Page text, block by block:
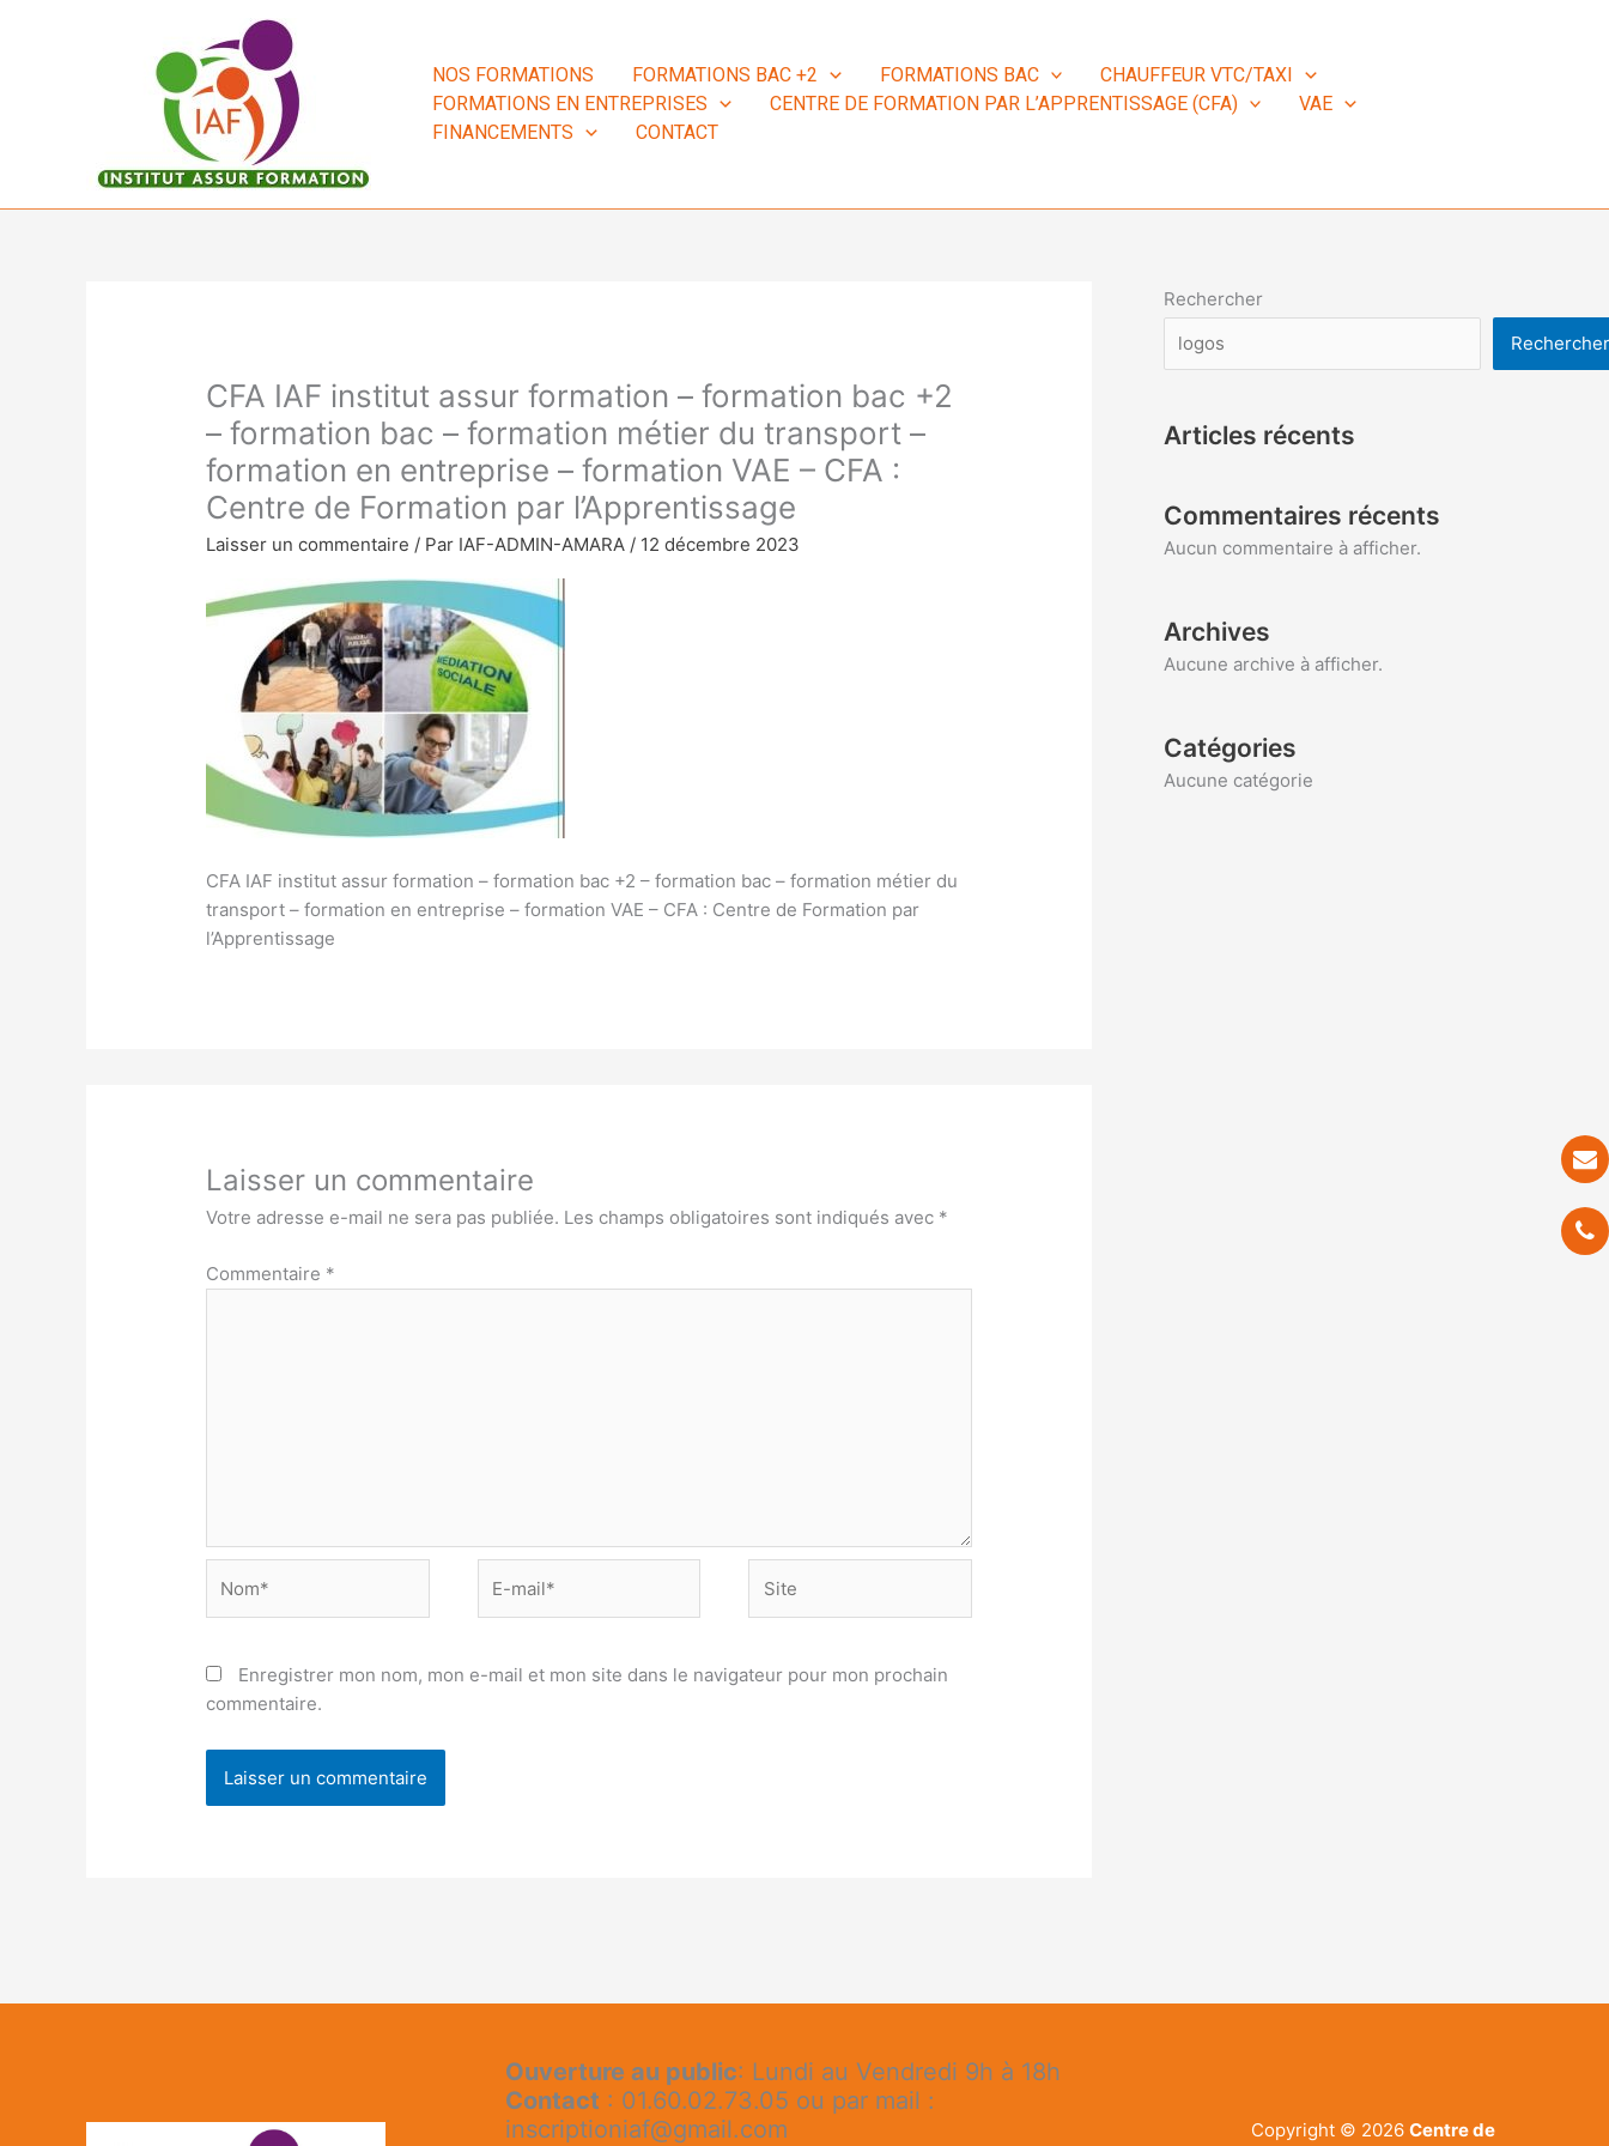
NOS FORMATIONS FORMATIONS BAC +2 FORMATIONS BAC
CHAUFFEUR VTC/TAXI
FORMATIONS EN ENTREPRISES
CENTRE DE FORMATION PAR L’APPRENTISSAGE (CFA)
VAE
FINANCEMENTS
CONTACT
CFA IAF institut assur formation – formation bac +2
– formation bac – formation métier du transport –
formation en entreprise – formation VAE – CFA :
Centre de Formation par l’Apprentissage
Laisser un commentaire / Par IAF-ADMIN-AMARA / 12 décembre 2023
CFA IAF institut assur formation – formation bac +2 – formation bac – formation métier du
transport – formation en entreprise – formation VAE – CFA : Centre de Formation par
l’Apprentissage
Laisser un commentaire
Votre adresse e-mail ne sera pas publiée. Les champs obligatoires sont indiqués avec *
Commentaire *
mail*
Enregistrer mon nom, mon e-mail et mon site dans le navigateur pour mon prochain
commentaire.
Rechercher
Rechercher
Articles récents
Commentaires récents
Aucun commentaire à afficher.
Archives
Aucune archive à afficher.
Catégories
Aucune catégorie
Ouverture au public: Lundi au Vendredi 9h à 18h
Contact : 01.60.02.73.05 ou par mail :
inscriptioniaf@gmail.com
Copyright © 2026 Centre de